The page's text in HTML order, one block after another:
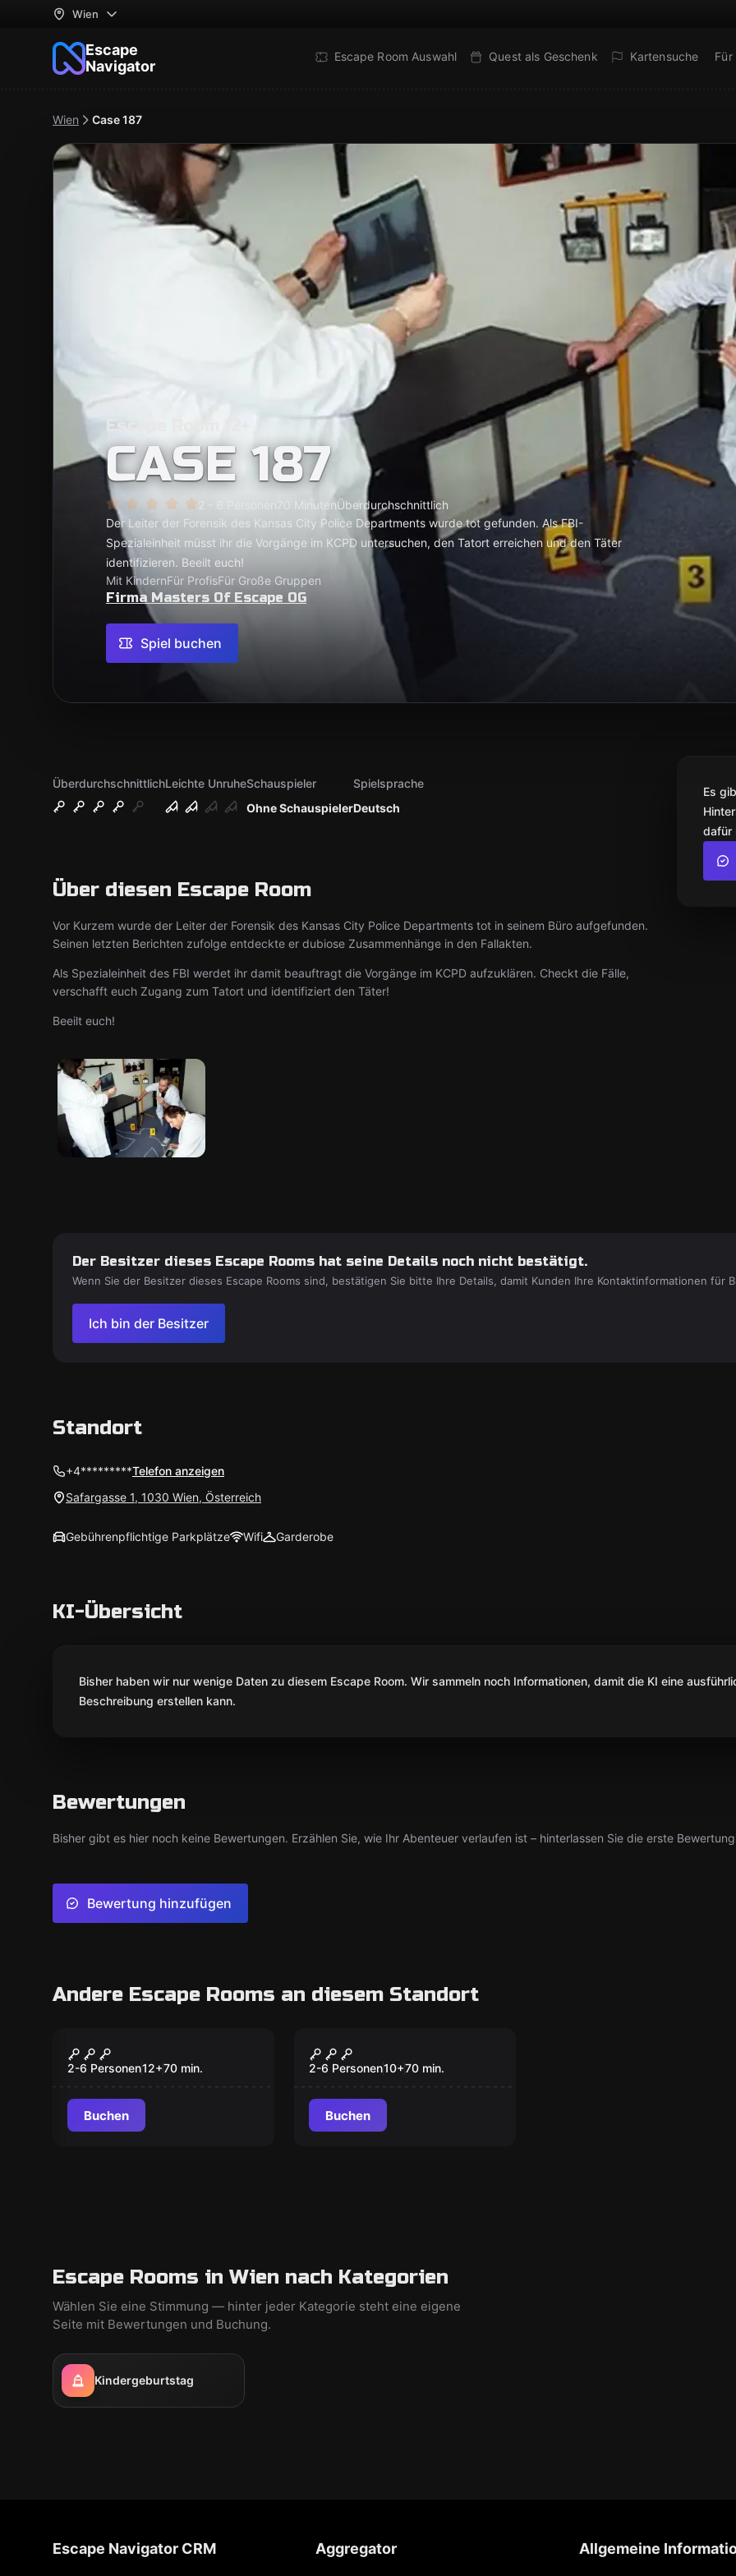
Wien
Escape
Navigator
Escape Room Auswahl Quest als Geschenk Kartensuche Für
Wien Case 187
Escape Room 12+
CASE 187
70 MinutenÜberdurchschnittlich
Der Leiter der Forensik des Kansas City Police Departments wurde tot gefunden. Als FBI-
Spezialeinheit müsst ihr die Vorgänge im KCPD untersuchen, den Tatort erreichen und den Täter
identifizieren. Beeilt euch!
Mit KindernFür ProfisFür Große Gruppen
Firma Masters Of Escape OG
Spiel buchen
ÜberdurchschnittlichLeichte Unruhe
Ohne Schauspieler
Schauspieler
Deutsch
Spielsprache
Über diesen Escape Room
Vor Kurzem wurde der Leiter der Forensik des Kansas City Police Departments tot in seinem Büro aufgefunden.
Seinen letzten Berichten zufolge entdeckte er dubiose Zusammenhänge in den Fallakten.
Als Spezialeinheit des FBI werdet ihr damit beauftragt die Vorgänge im KCPD aufzuklären. Checkt die Fälle,
verschafft euch Zugang zum Tatort und identifiziert den Täter!
Beeilt euch!
Es
dafür
Der Besitzer dieses Escape Rooms hat seine Details noch nicht bestätigt.
Wenn Sie der Besitzer dieses Escape Rooms sind, bestätigen Sie bitte Ihre Details, damit Kunden Ihre Kontaktinformationen für
Ich bin der Besitzer
Standort
+4*********Telefon anzeigen
Safargasse 1, 1030 Wien, Österreich
Gebührenpflichtige Parkplätze Wifi Garderobe
KI-Übersicht
Bisher haben wir nur wenige Daten zu diesem Escape Room. Wir sammeln noch Informationen, damit die KI eine
Beschreibung erstellen kann.
Bewertungen
Bisher gibt es hier noch keine Bewertungen. Erzählen Sie, wie Ihr Abenteuer verlaufen ist – hinterlassen Sie die erste
Bewertung hinzufügen
Andere Escape Rooms an diesem Standort
Wudang Shan
2-6 Personen12+70 min.
Buchen
Prison Break
2-6 Personen10+70 min.
Buchen
Escape Rooms in Wien nach Kategorien
Wählen Sie eine Stimmung — hinter jeder Kategorie steht eine eigene
Seite mit Bewertungen und Buchung.
Kindergeburtstag
Escape Navigator CRM Aggregator Allgemeine